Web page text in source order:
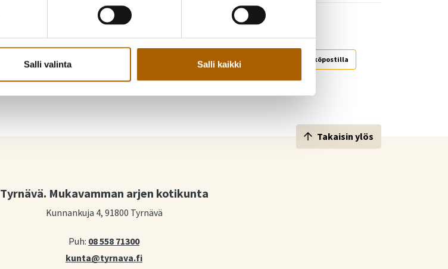
Salli valinta Salli kaikki
Jaa Facebookissa Jaa WhatsAppilla Jaa sähköpostilla
Tyrnävä. Mukavamman arjen kotikunta
Kunnankuja 4, 91800 Tyrnävä
Puh: 08 558 71300
kunta@tyrnava.fi
Takaisin ylös